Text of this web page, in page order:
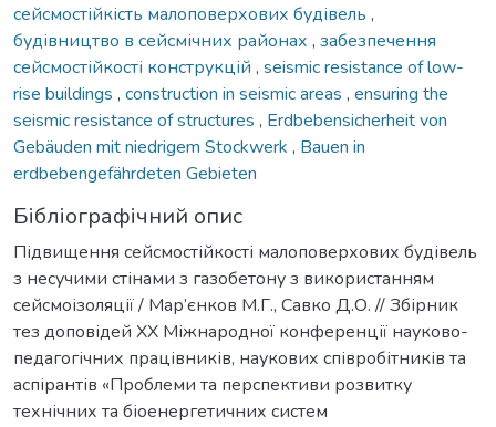
сейсмостійкість малоповерхових будівель ,
будівництво в сейсмічних районах , забезпечення
сейсмостійкості конструкцій , seismic resistance of low-
rise buildings , construction in seismic areas , ensuring the
seismic resistance of structures , Erdbebensicherheit von
Gebäuden mit niedrigem Stockwerk , Bauen in
erdbebengefährdeten Gebieten
Бібліографічний опис
Підвищення сейсмостійкості малоповерхових будівель
з несучими стінами з газобетону з використанням
сейсмоізоляції / Мар’єнков М.Г., Савко Д.О. // Збірник
тез доповідей ХX Міжнародної конференції науково-
педагогічних працівників, наукових співробітників та
аспірантів «Проблеми та перспективи розвитку
технічних та біоенергетичних систем